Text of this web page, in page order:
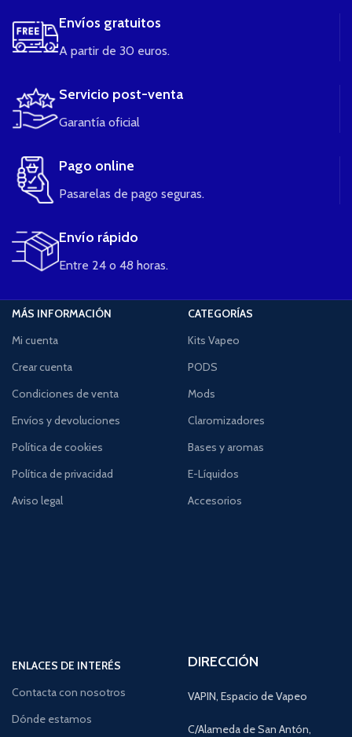
Envíos gratuitos
A partir de 30 euros.
Servicio post-venta
Garantía oficial
Pago online
Pasarelas de pago seguras.
Envío rápido
Entre 24 o 48 horas.
MÁS INFORMACIÓN
Mi cuenta
Crear cuenta
Condiciones de venta
Envíos y devoluciones
Política de cookies
Política de privacidad
Aviso legal
CATEGORÍAS
Kits Vapeo
PODS
Mods
Claromizadores
Bases y aromas
E-Líquidos
Accesorios
ENLACES DE INTERÉS
Contacta con nosotros
Dónde estamos
DIRECCIÓN
VAPIN, Espacio de Vapeo
C/Alameda de San Antón,